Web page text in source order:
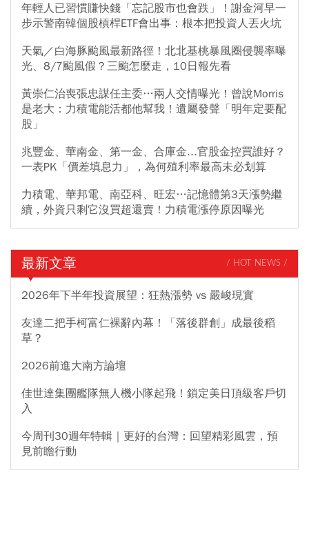
年輕人已習慣賺快錢「忘記股市也會跌」！謝金河早一
步示警南韓個股槓桿ETF會出事：根本把投資人丟火坑
天氣／白海豚颱風最新路徑！北北基桃暴風圈侵襲率曝
光、8/7颱風假？三颱怎麼走，10日報先看
黃崇仁治喪張忠謀任主委…兩人交情曝光！曾說Morris
是老大：力積電能活都他幫我！遺屬發聲「明年定要配
股」
兆豐金、華南金、第一金、合庫金...官股金控買誰好？
一表PK「價差填息力」，為何殖利率最高未必划算
力積電、華邦電、南亞科、旺宏…記憶體第3天漲勢繼
續，外資只剩它沒買超還賣！力積電漲停原因曝光
最新文章 / HOT NEWS /
2026年下半年投資展望：狂熱漲勢 vs 嚴峻現實
友達二把手柯富仁裸辭內幕！「落後群創」成最後稻
草？
2026前進大南方論壇
佳世達集團艦隊無人機小隊起飛！鎖定美日頂級客戶切
入
今周刊30週年特輯｜更好的台灣：回望精彩風雲，預
見前瞻行動